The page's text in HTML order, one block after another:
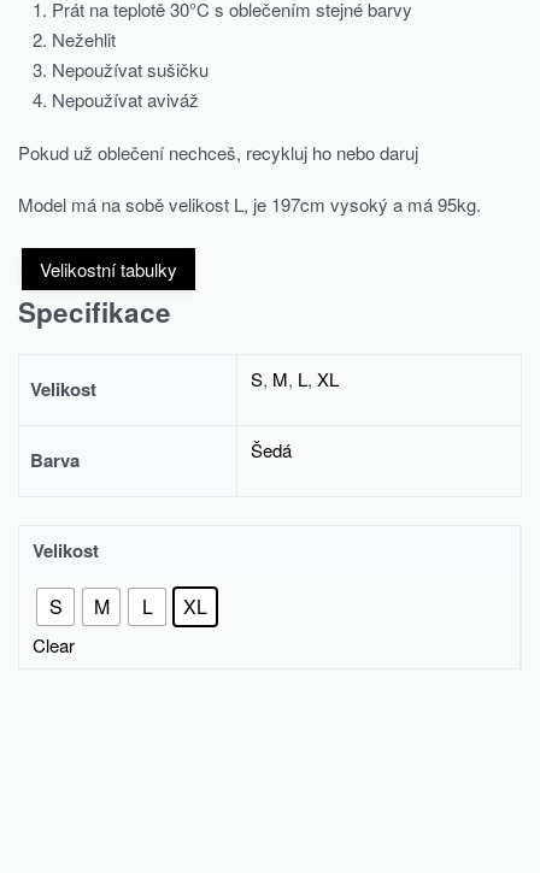
Prát na teplotě 30°C s oblečením stejné barvy
Nežehlit
Nepoužívat sušičku
Nepoužívat aviváž
Pokud už oblečení nechceš, recykluj ho nebo daruj
Model má na sobě velikost L, je 197cm vysoký a má 95kg.
Velikostní tabulky
Specifikace
Velikost S, M, L,XL
Barva Šedá
Velikost
S M L XL
Clear